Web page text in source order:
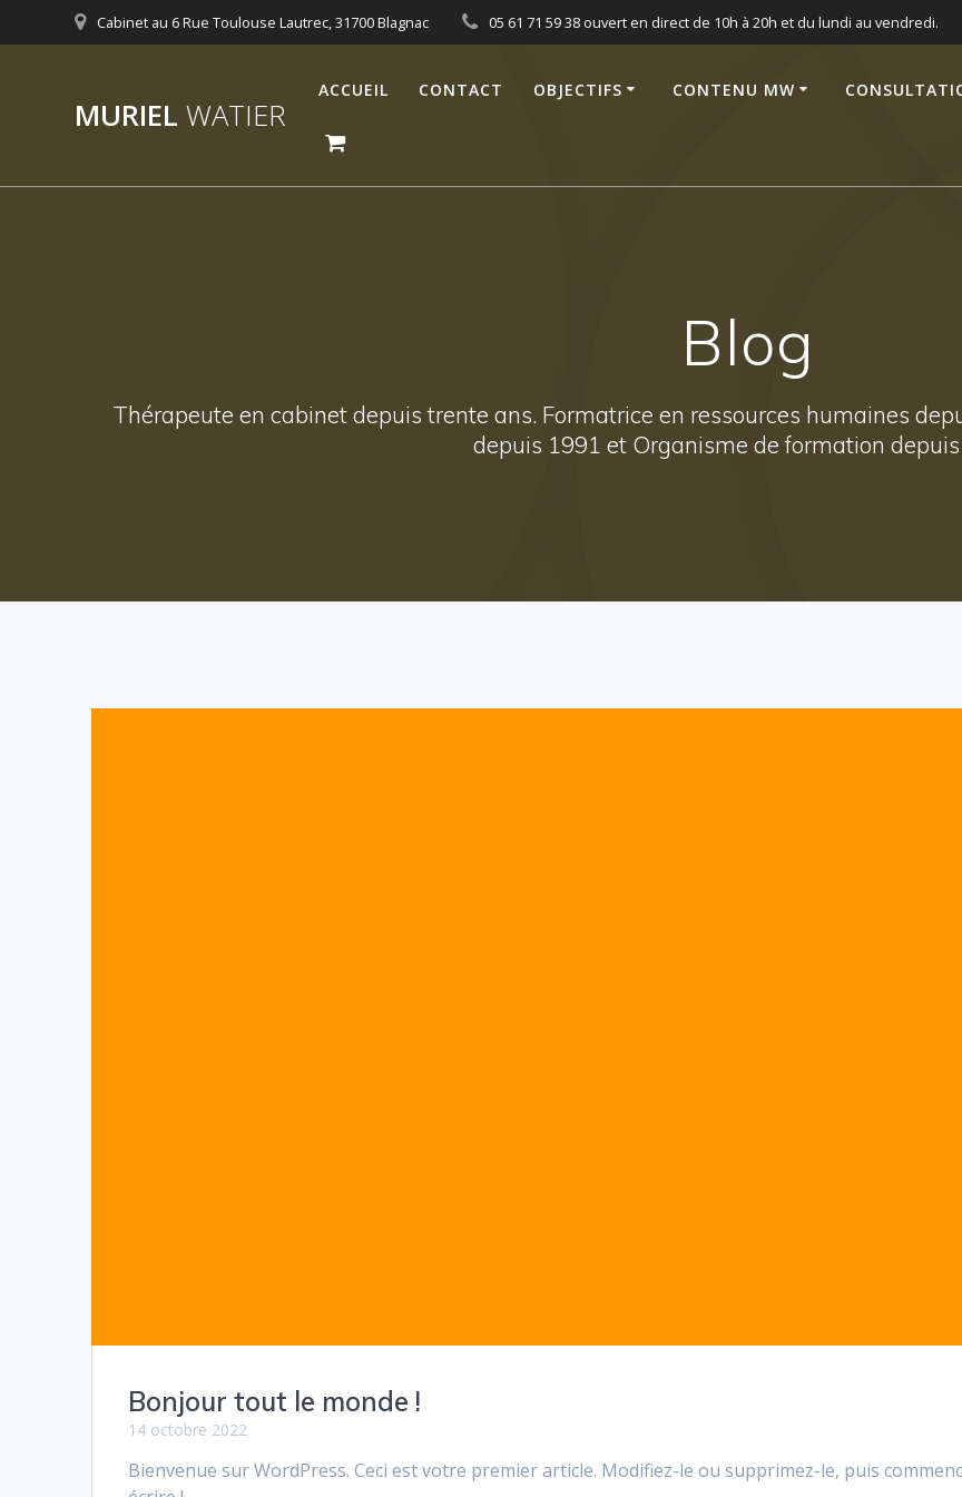
to
Cabinet au 6 Rue Toulouse Lautrec, 31700 Blagnac 05 61 71 59 38 ouvert en direct de 10h à 20h et du lundi au vendredi.
MURIEL WATIER
ACCUEIL CONTACT OBJECTIFS CONTENU MW
Blog
Thérapeute en cabinet depuis trente ans. Formatrice en ressources humaines
depuis 1991 et Organisme de formation
Bonjour tout le monde !
14 octobre 2022
Bienvenue sur WordPress. Ceci est votre premier article. Modifiez-le ou supprimez-le, puis